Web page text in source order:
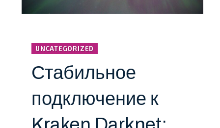
UNCATEGORIZED
Стабильное
подключение к